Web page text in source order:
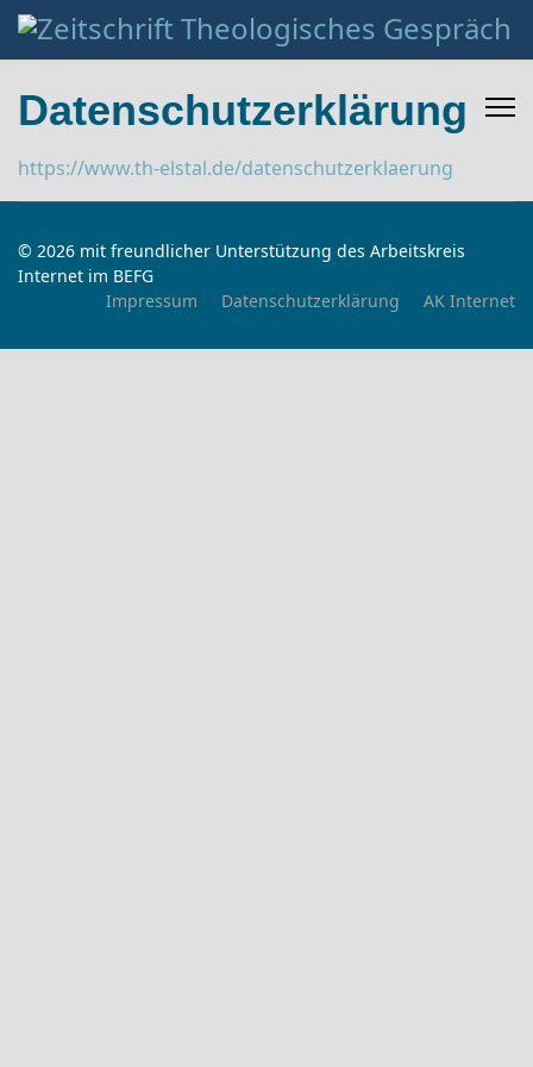
Datenschutzerklärung
https://www.th-elstal.de/datenschutzerklaerung
© 2026 mit freundlicher Unterstützung des Arbeitskreis
Internet im BEFG
Impressum
Datenschutzerklärung AK Internet